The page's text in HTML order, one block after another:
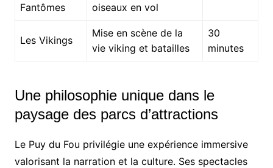
Fantômes
oiseaux en vol
Les Vikings
Mise en scène de la
vie viking et batailles
30
minutes
Une philosophie unique dans le
paysage des parcs d’attractions
Le Puy du Fou privilégie une expérience immersive
valorisant la narration et la culture. Ses spectacles